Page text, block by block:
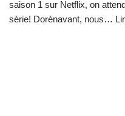
saison 1 sur Netflix, on
série! Dorénavant, nous…